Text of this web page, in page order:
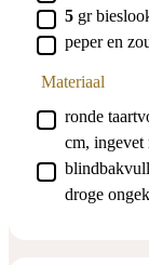
▢
5 gr
▢
peper en
Materiaal
▢
ronde
cm, ingevet
▢
droge